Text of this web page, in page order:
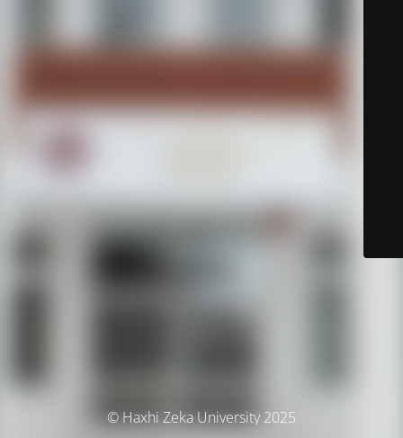
© Haxhi Zeka University 2025